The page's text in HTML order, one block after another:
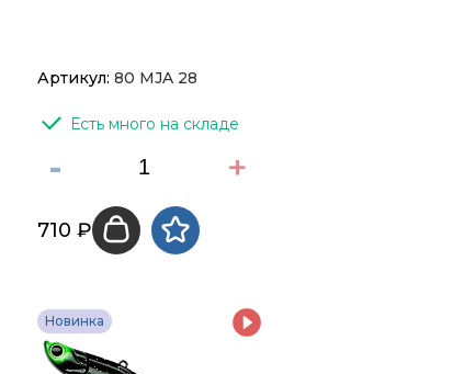
Артикул: 80 MJA 28
Есть много на складе
- +
710 ₽
Новинка